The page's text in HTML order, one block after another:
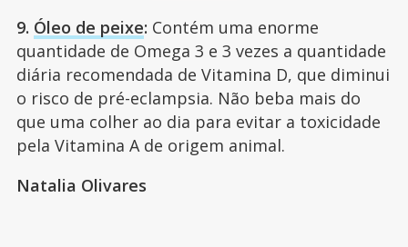
9. Óleo de peixe: Contém uma enorme
quantidade de Omega 3 e 3 vezes a quantidade
diária recomendada de Vitamina D, que diminui
o risco de pré-eclampsia. Não beba mais do
que uma colher ao dia para evitar a toxicidade
pela Vitamina A de origem animal.
Natalia Olivares